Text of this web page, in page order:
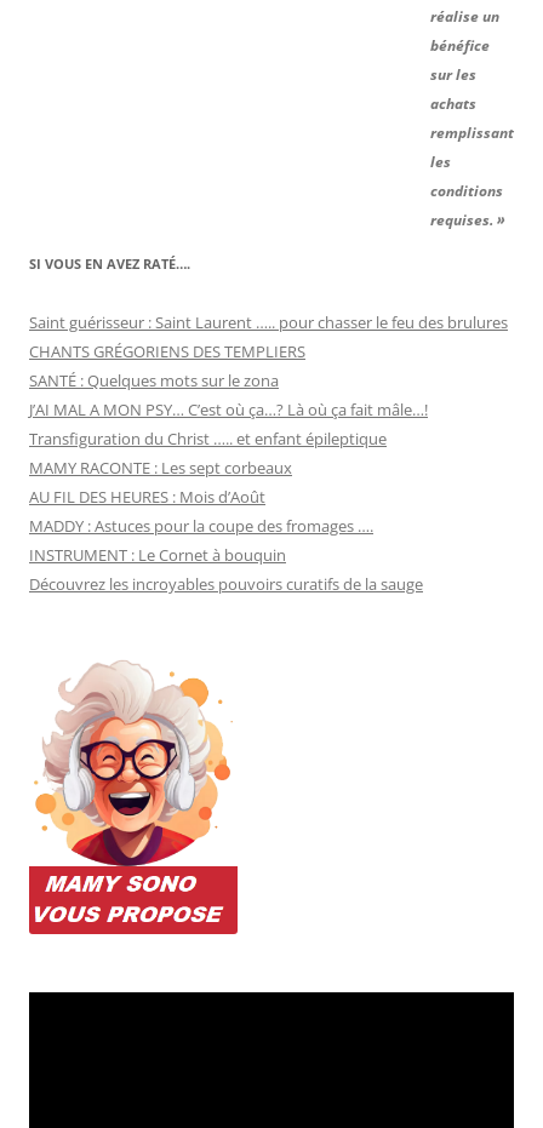
réalise un
bénéfice
sur les
achats
remplissant
les
conditions
requises. »
SI VOUS EN AVEZ RATÉ….
Saint guérisseur : Saint Laurent ….. pour chasser le feu des brulures
CHANTS GRÉGORIENS DES TEMPLIERS
SANTÉ : Quelques mots sur le zona
J’AI MAL A MON PSY… C’est où ça…? Là où ça fait mâle…!
Transfiguration du Christ ….. et enfant épileptique
MAMY RACONTE : Les sept corbeaux
AU FIL DES HEURES : Mois d’Août
MADDY : Astuces pour la coupe des fromages ….
INSTRUMENT : Le Cornet à bouquin
Découvrez les incroyables pouvoirs curatifs de la sauge